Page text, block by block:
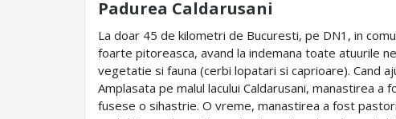
Padurea Caldarusani
La doar 45 de kilometri de Bucuresti, pe DN1, in
foarte pitoreasca, avand la indemana toate atuurile
vegetatie si fauna (cerbi lopatari si caprioare). Cand
Amplasata pe malul lacului Caldarusani, manastirea
fusese o sihastrie. O vreme, manastirea a fost